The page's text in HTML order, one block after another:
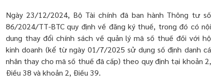
Ngày 23/12/2024, Bộ Tài chính đã ban hành Thông tư số
86/2024/TT-BTC quy định về đăng ký thuế, trong đó có nội
dung thay đổi chính sách về quản lý mã số thuế đối với hộ
kinh doanh (kể từ ngày 01/7/2025 sử dụng số định danh cá
nhân thay cho mã số thuế đã cấp) theo quy định tại khoản 2,
Điều 38 và khoản 2, Điều 39.